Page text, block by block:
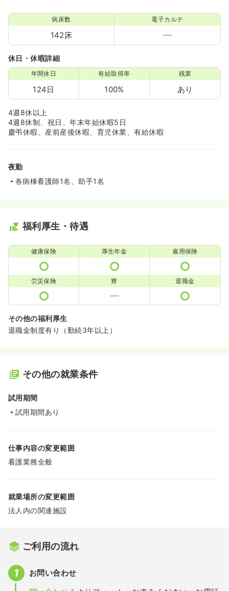
病床数
142床
電子カルテ
休日・休暇詳細
年間休日
124日
有給取得率
100%
残業
あり
4週8休以上
4週8休制、祝日、年末年始休暇5日
慶弔休暇、産前産後休暇、育児休業、有給休暇
夜勤
各病棟看護師1名、助手1名
福利厚生・待遇
健康保険 厚生年金 雇用保険
労災保険 寮 退職金
その他の福利厚生
退職金制度有り（勤続3年以上）
その他の就業条件
試用期間
試用期間あり
仕事内容の変更範囲
看護業務全般
就業場所の変更範囲
法人内の関連施設
ご利用の流れ
お問い合わせ